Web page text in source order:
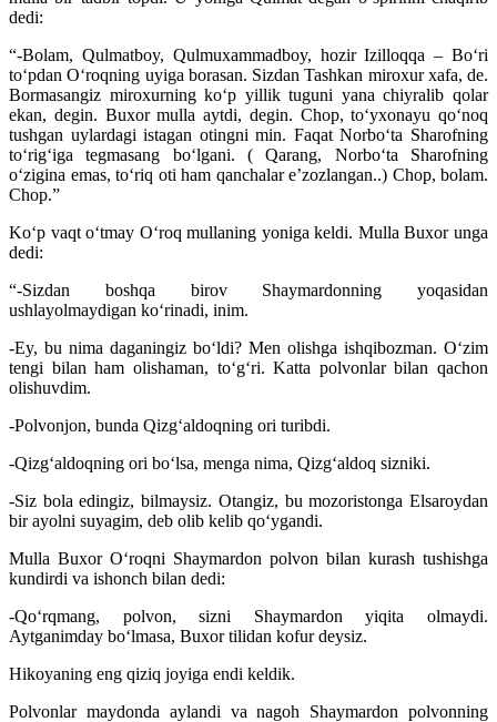
dedi:
“-Bolam, Qulmatboy, Qulmuxammadboy, hozir Izilloqqa – Boʻri
toʻpdan Oʻroqning uyiga borasan. Sizdan Tashkan miroxur xafa, de.
Bormasangiz miroxurning koʻp yillik tuguni yana chiyralib qolar
ekan, degin. Buxor mulla aytdi, degin. Chop, toʻyxonayu qoʻnoq
tushgan uylardagi istagan otingni min. Faqat Norboʻta Sharofning
toʻrigʻiga tegmasang boʻlgani. ( Qarang, Norboʻta Sharofning
oʻzigina emas, toʻriq oti ham qanchalar eʼzozlangan..) Chop, bolam.
Chop.”
Koʻp vaqt oʻtmay Oʻroq mullaning yoniga keldi. Mulla Buxor unga
dedi:
“-Sizdan boshqa birov Shaymardonning yoqasidan
ushlayolmaydigan koʻrinadi, inim.
-Ey, bu nima daganingiz boʻldi? Men olishga ishqibozman. Oʻzim
tengi bilan ham olishaman, toʻgʻri. Katta polvonlar bilan qachon
olishuvdim.
-Polvonjon, bunda Qizgʻaldoqning ori turibdi.
-Qizgʻaldoqning ori boʻlsa, menga nima, Qizgʻaldoq sizniki.
-Siz bola edingiz, bilmaysiz. Otangiz, bu mozoristonga Elsaroydan
bir ayolni suyagim, deb olib kelib qoʻygandi.
Mulla Buxor Oʻroqni Shaymardon polvon bilan kurash tushishga
kundirdi va ishonch bilan dedi:
-Qoʻrqmang, polvon, sizni Shaymardon yiqita olmaydi.
Aytganimday boʻlmasa, Buxor tilidan kofur deysiz.
Hikoyaning eng qiziq joyiga endi keldik.
Polvonlar maydonda aylandi va nagoh Shaymardon polvonning